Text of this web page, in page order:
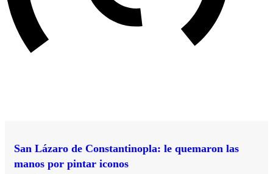
San Lázaro de Constantinopla: le quemaron las
manos por pintar iconos